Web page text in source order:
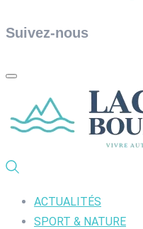
Suivez-nous
ACTUALITÉS
SPORT & NATURE